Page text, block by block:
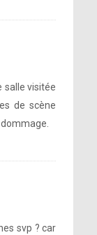
salle visitée
de scène
svp ? car